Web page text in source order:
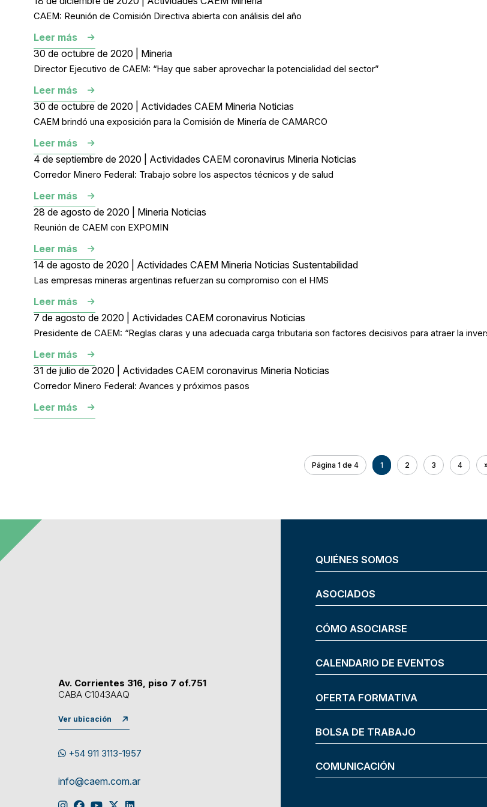
CAEM: Reunión de Comisión Directiva abierta con análisis del año
Leer más
30 de octubre de 2020 | Mineria
Director Ejecutivo de CAEM: “Hay que saber aprovechar la potencialidad del sector”
Leer más
30 de octubre de 2020 | Actividades CAEM Mineria Noticias
CAEM brindó una exposición para la Comisión de Minería de CAMARCO
Leer más
4 de septiembre de 2020 | Actividades CAEM coronavirus Mineria Noticias
Corredor Minero Federal: Trabajo sobre los aspectos técnicos y de salud
Leer más
28 de agosto de 2020 | Mineria Noticias
Reunión de CAEM con EXPOMIN
Leer más
14 de agosto de 2020 | Actividades CAEM Mineria Noticias Sustentabilidad
Las empresas mineras argentinas refuerzan su compromiso con el HMS
Leer más
7 de agosto de 2020 | Actividades CAEM coronavirus Noticias
Presidente de CAEM: “Reglas claras y una adecuada carga tributaria son factores decisivos para atraer la
Leer más
31 de julio de 2020 | Actividades CAEM coronavirus Mineria Noticias
Corredor Minero Federal: Avances y próximos pasos
Leer más
Página 1 de 4 1 2 3 4
Av. Corrientes 316, piso 7 of.751
CABA C1043AAQ
Ver ubicación
+54 911 3113-1957
info@caem.com.ar
QUIÉNES SOMOS
ASOCIADOS
CÓMO ASOCIARSE
CALENDARIO DE EVENTOS
OFERTA FORMATIVA
BOLSA DE TRABAJO
COMUNICACIÓN